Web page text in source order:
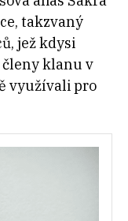
takzvaný
jež kdysi
členy klanu v
využívali pro